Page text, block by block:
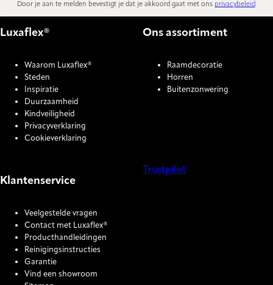
Door je aan te melden bevestigt je dat je akkoord gaat met ons privacybeleid.
Luxaflex®
Waarom Luxaflex®
Steden
Inspiratie
Duurzaamheid
Kindveiligheid
Privacyverklaring
Cookieverklaring
Ons assortiment
Raamdecoratie
Horren
Buitenzonwering
Klantenservice
Veelgestelde vragen
Contact met Luxaflex®
Producthandleidingen
Reinigingsinstructies
Garantie
Vind een showroom
Trustpilot